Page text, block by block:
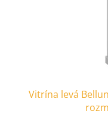
Vitrína levá